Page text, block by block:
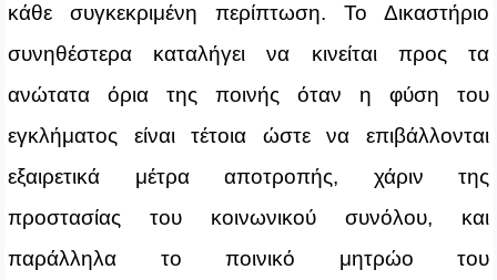
κάθε συγκεκριμένη περίπτωση. Το Δικαστήριο
συνηθέστερα καταλήγει να κινείται προς τα
ανώτατα όρια της ποινής όταν η φύση του
εγκλήματος είναι τέτοια ώστε να επιβάλλονται
εξαιρετικά μέτρα αποτροπής, χάριν της
προστασίας του κοινωνικού συνόλου, και
παράλληλα το ποινικό μητρώο του